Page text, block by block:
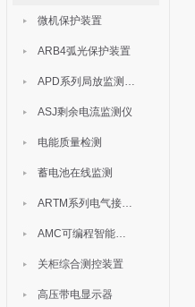
微机保护装置
ARB4弧光保护装置
APD系列局放监测装置
ASJ剩余电流监测仪
电能质量检测
蓄电池在线监测
ARTM系列电气接点测温装置
AMC可编程智能电测表
关柜综合测控装置
高压带电显示器